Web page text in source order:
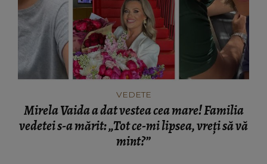
VEDETE
Mirela Vaida a dat vestea cea mare! Familia
vedetei s-a mărit: „Tot ce-mi lipsea, vreți să vă
mint?”